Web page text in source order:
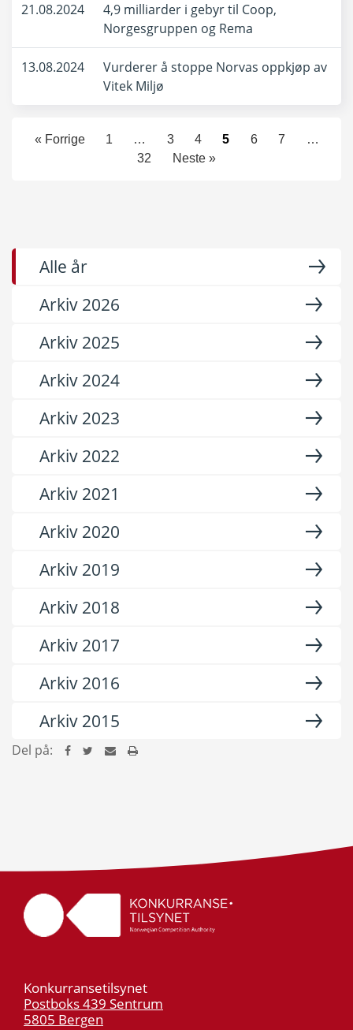
21.08.2024
4,9 milliarder i gebyr til Coop,
Norgesgruppen og Rema
13.08.2024
Vurderer å stoppe Norvas oppkjøp av
Vitek Miljø
« Forrige 1 … 3 4 5 6 7
…
32
Neste »
Alle år
Arkiv 2026
Arkiv 2025
Arkiv 2024
Arkiv 2023
Arkiv 2022
Arkiv 2021
Arkiv 2020
Arkiv 2019
Arkiv 2018
Arkiv 2017
Arkiv 2016
Arkiv 2015
Del på:
Konkurransetilsynet
Postboks 439 Sentrum
5805 Bergen